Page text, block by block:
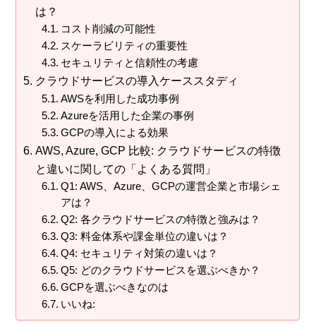
は？
コスト削減の可能性
スケーラビリティの重要性
セキュリティと信頼性の考慮
クラウドサービスの導入ケーススタディ
AWSを利用した成功事例
Azureを活用した企業の事例
GCPの導入による効果
AWS, Azure, GCP 比較: クラウドサービスの特徴
と違いに関しての「よくある質問」
Q1: AWS、Azure、GCPの運営企業と市場シェ
アは？
Q2: 各クラウドサービスの特徴と強みは？
Q3: 料金体系や課金単位の違いは？
Q4: セキュリティ対策の違いは？
Q5: どのクラウドサービスを選ぶべきか？
GCPを選ぶべきなのは
いいね: